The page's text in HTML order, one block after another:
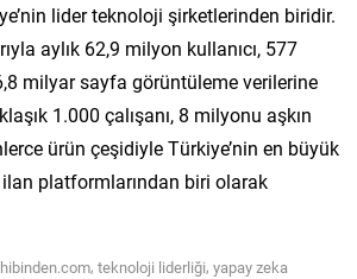
lider teknoloji şirketlerinden biridir.
aylık 62,9 milyon kullanıcı, 577
milyar sayfa görüntüleme verilerine
1.000 çalışanı, 8 milyonu aşkın
ürün çeşidiyle Türkiye’nin en büyük
platformlarından biri olarak
, teknoloji liderliği, yapay zeka